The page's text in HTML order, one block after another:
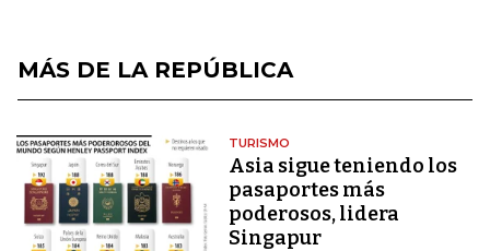
MÁS DE LA REPÚBLICA
TURISMO
Asia sigue teniendo los
pasaportes más
poderosos, lidera
Singapur